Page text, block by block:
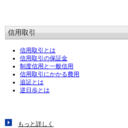
信用取引
信用取引とは
信用取引の保証金
制度信用と一般信用
信用取引にかかる費用
追証とは
逆日歩とは
もっと詳しく